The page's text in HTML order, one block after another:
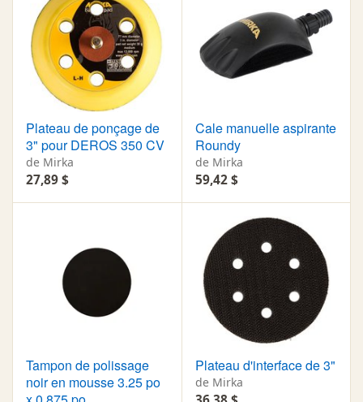
Plateau de ponçage de
3" pour DEROS 350 CV
de Mirka
27,89 $
Cale manuelle aspirante
Roundy
de Mirka
59,42 $
Tampon de polissage
noir en mousse 3.25 po
Plateau d'interface de 3"
de Mirka